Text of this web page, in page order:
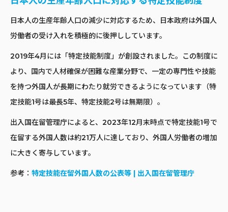
日本人の生産年齢人口の減少に対応するため、日本政府は外国人
労働者の受け入れを積極的に後押ししています。
2019年4月には「特定技能制度」が創設されました。この制度に
より、国内で人材確保が困難な産業分野で、一定の専門性や技能
を持つ外国人が長期にわたり就労できるようになっています（特
定技能1号は最長5年、特定技能2号は無期限）。
出入国在留管理庁によると、2023年12月末時点で特定技能1号で
在留する外国人数は約21万人に達しており、外国人労働者の増加
に大きく寄与しています。
参考： 特定技能在留外国人数の公表等 | 出入国在留管理庁